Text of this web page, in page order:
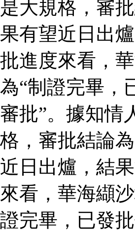
是大規格，審
果有望近日出
批進度來看，
為“制證完畢，
審批”。據知情
格，審批結論
近日出爐，結
來看，華海纈
證完畢，已發